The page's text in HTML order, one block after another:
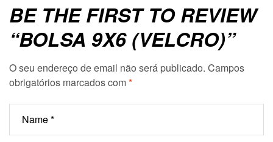
BE THE FIRST TO REVIEW
“BOLSA 9X6 (VELCRO)”
O seu endereço de email não será publicado. Campos
obrigatórios marcados com*